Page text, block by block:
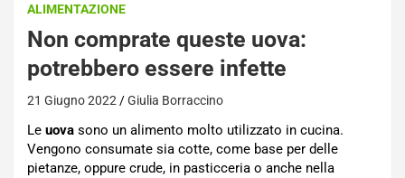
ALIMENTAZIONE
Non comprate queste uova:
potrebbero essere infette
21 Giugno 2022 Giulia Borraccino
Le uova sono un alimento molto utilizzato in cucina.
Vengono consumate sia cotte, come base per delle
pietanze, oppure crude, in pasticceria o anche nella